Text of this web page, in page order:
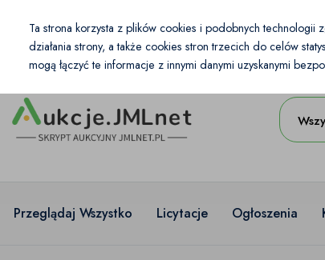
PL PLN
Przeglądaj Wszystko Licytacje Ogłoszenia
Ta strona korzysta z plików cookies i podobnych technologii
działania strony, a także cookies stron trzecich do celów
mogą łączyć te informacje z innymi danymi uzyskanymi